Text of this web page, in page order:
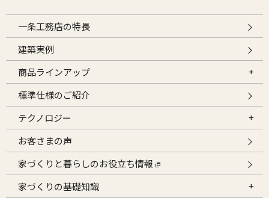
一条工務店の特長
建築実例
商品ラインアップ
標準仕様のご紹介
テクノロジー
お客さまの声
家づくりと暮らしのお役立ち情報
家づくりの基礎知識